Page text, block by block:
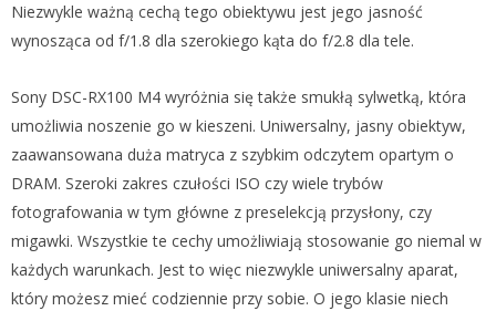
Niezwykle ważną cechą tego obiektywu jest jego jasność
wynosząca od f/1.8 dla szerokiego kąta do f/2.8 dla tele.
Sony DSC-RX100 M4 wyróżnia się także smukłą sylwetką, która
umożliwia noszenie go w kieszeni. Uniwersalny, jasny obiektyw,
zaawansowana duża matryca z szybkim odczytem opartym o
DRAM. Szeroki zakres czułości ISO czy wiele trybów
fotografowania w tym główne z preselekcją przysłony, czy
migawki. Wszystkie te cechy umożliwiają stosowanie go niemal w
każdych warunkach. Jest to więc niezwykle uniwersalny aparat,
który możesz mieć codziennie przy sobie. O jego klasie niech